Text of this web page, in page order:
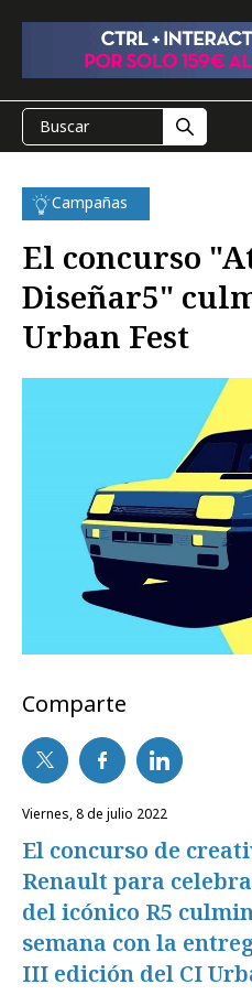
Campañas
El concurso
Diseñar5"
Urban Fest
Comparte
viernes, 8 de julio 2022
El concurso de
Renault para
del icónico R5
semana con la
III edición del CI